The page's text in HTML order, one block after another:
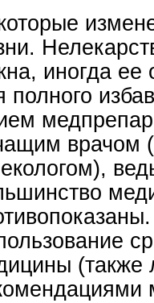
иногда ее
полного
врачом
(также